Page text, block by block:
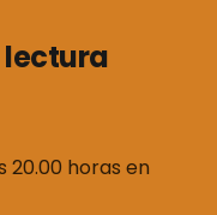
lectura
20.00 horas en